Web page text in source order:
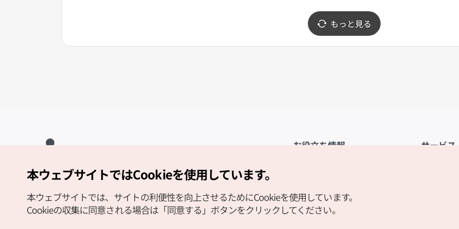
もっと見る
お役立ち情報
観光資料ダウンロード
デジタルブック／電子書籍
サービス
Copyright (c) Korea Tourism Organization All Rights Reserved.
サイトエラー報告
公式メール
本ウェブサイトではCookieを使用しています。
本ウェブサイトでは、サイトの利便性を向上させるためにCookieを使用しています。
Cookieの収集に同意される場合は「同意する」ボタンをクリックしてください。